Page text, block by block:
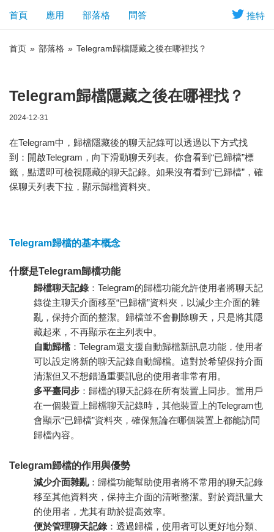
推特
首頁 應用 部落格 問答
首页 » 部落格 » Telegram歸檔隱藏之後在哪裡找？
Telegram歸檔隱藏之後在哪裡找？
2024-12-31
在Telegram中，歸檔隱藏後的聊天記錄可以透過以下方式找
到：開啟Telegram，向下滑動聊天列表。你會看到“已歸檔”標
籤，點選即可檢視隱藏的聊天記錄。如果沒有看到“已歸檔”，確
保聊天列表下拉，顯示歸檔資料夾。
Telegram歸檔的基本概念
什麼是Telegram歸檔功能
歸檔聊天記錄：Telegram的歸檔功能允許使用者將聊天記
錄從主聊天介面移至“已歸檔”資料夾，以減少主介面的雜
亂，保持介面的整潔。歸檔並不會刪除聊天，只是將其隱
藏起來，不再顯示在主列表中。
自動歸檔 ：Telegram還支援自動歸檔新訊息功能，使用者
可以設定將新的聊天記錄自動歸檔。這對於希望保持介面
清潔但又不想錯過重要訊息的使用者非常有用。
多平臺同步 ：歸檔的聊天記錄在所有裝置上同步。當用戶
在一個裝置上歸檔聊天記錄時，其他裝置上的Telegram也
會顯示“已歸檔”資料夾，確保無論在哪個裝置上都能訪問
歸檔內容。
Telegram歸檔的作用與優勢
減少介面雜亂：歸檔功能幫助使用者將不常用的聊天記錄
移至其他資料夾，保持主介面的清晰整潔。對於資訊量大
的使用者，尤其有助於提高效率。
便於管理聊天記錄：透過歸檔，使用者可以更好地分類、